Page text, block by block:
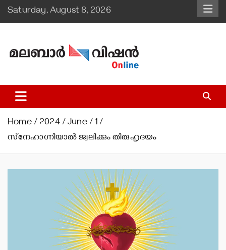
Skip
to
Saturday, August 8, 2026
Malabar Vision Online
Illuminating Diocesan News with Divine Clarity.
Home 2024 June
1
സ്‌നേഹാഗ്നിയാല്‍ ജ്വലിക്കും തിരുഹൃദയം